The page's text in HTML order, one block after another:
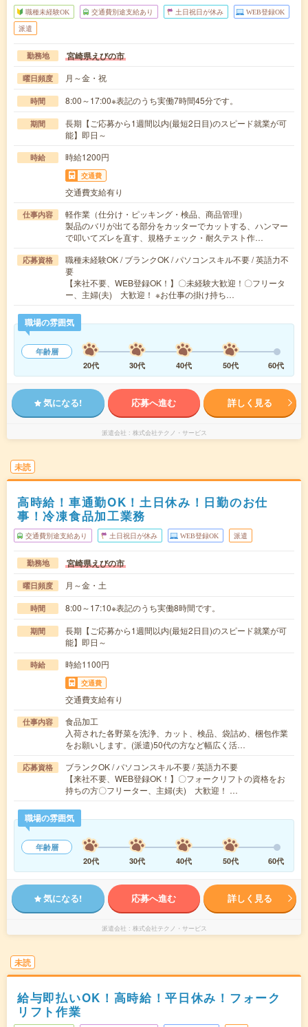
職種未経験OK 交通費別途支給あり 土日祝日が休み WEB登録OK
派遣
勤務地 宮崎県えびの市
曜日頻度 月～金・祝
時間 8:00～17:00※表記のうち実働7時間45分です。
期間
長期【ご応募から1週間以内(最短2日目)のスピード就業が可
能】即日～
時給 時給1200円
交通費
交通費支給有り
仕事内容
軽作業（仕分け・ピッキング・検品、商品管理）
製品のバリが出てる部分をカッターでカットする、ハンマー
で叩いてズレを直す、規格チェック・耐久テスト作…
応募資格
職種未経験OK / ブランクOK / パソコンスキル不要 / 英語力不
要
【来社不要、WEB登録OK！】〇未経験大歓迎！〇フリータ
ー、主婦(夫) 大歓迎！ ※お仕事の掛け持ち…
職場の雰囲気
年齢層
20代
30代 40代 50代 60代
気になる! 応募へ進む 詳しく見る
派遣会社 株式会社テクノ・サービス
未読
高時給！車通勤OK！土日休み！日勤のお仕
事！冷凍食品加工業務
交通費別途支給あり 土日祝日が休み WEB登録OK 派遣
勤務地 宮崎県えびの市
曜日頻度 月～金・土
時間 8:00～17:10※表記のうち実働8時間です。
期間
長期【ご応募から1週間以内(最短2日目)のスピード就業が可
能】即日～
時給 時給1100円
交通費
交通費支給有り
仕事内容
食品加工
入荷された各野菜を洗浄、カット、検品、袋詰め、梱包作業
をお願いします。(派遣)50代の方など幅広く活…
応募資格
ブランクOK / パソコンスキル不要 / 英語力不要
【来社不要、WEB登録OK！】〇フォークリフトの資格をお
持ちの方〇フリーター、主婦(夫) 大歓迎！ …
職場の雰囲気
年齢層
20代
30代 40代 50代 60代
気になる! 応募へ進む 詳しく見る
派遣会社 株式会社テクノ・サービス
未読
給与即払いOK！高時給！平日休み！フォーク
リフト作業